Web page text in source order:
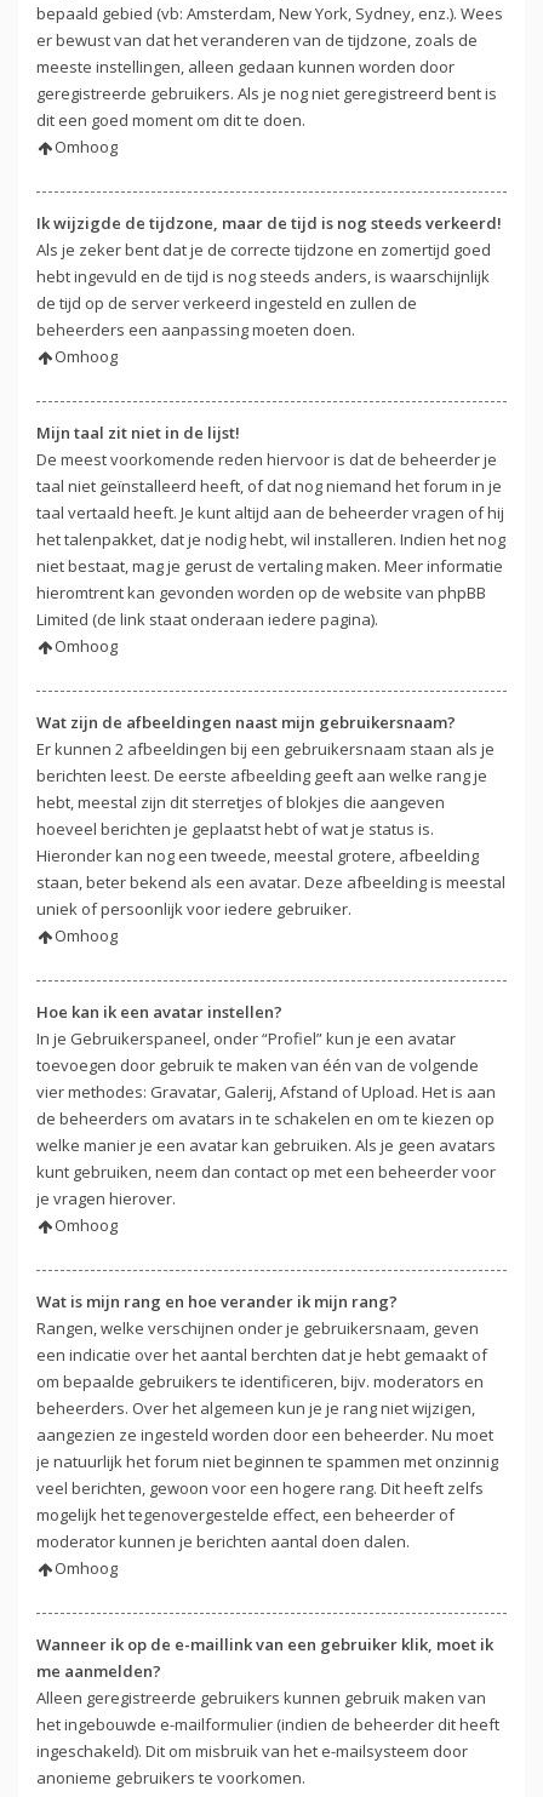
bepaald gebied (vb: Amsterdam, New York, Sydney, enz.). Wees
er bewust van dat het veranderen van de tijdzone, zoals de
meeste instellingen, alleen gedaan kunnen worden door
geregistreerde gebruikers. Als je nog niet geregistreerd bent is
dit een goed moment om dit te doen.
Omhoog
Ik wijzigde de tijdzone, maar de tijd is nog steeds verkeerd!
Als je zeker bent dat je de correcte tijdzone en zomertijd goed
hebt ingevuld en de tijd is nog steeds anders, is waarschijnlijk
de tijd op de server verkeerd ingesteld en zullen de
beheerders een aanpassing moeten doen.
Omhoog
Mijn taal zit niet in de lijst!
De meest voorkomende reden hiervoor is dat de beheerder je
taal niet geïnstalleerd heeft, of dat nog niemand het forum in je
taal vertaald heeft. Je kunt altijd aan de beheerder vragen of hij
het talenpakket, dat je nodig hebt, wil installeren. Indien het nog
niet bestaat, mag je gerust de vertaling maken. Meer informatie
hieromtrent kan gevonden worden op de website van phpBB
Limited (de link staat onderaan iedere pagina).
Omhoog
Wat zijn de afbeeldingen naast mijn gebruikersnaam?
Er kunnen 2 afbeeldingen bij een gebruikersnaam staan als je
berichten leest. De eerste afbeelding geeft aan welke rang je
hebt, meestal zijn dit sterretjes of blokjes die aangeven
hoeveel berichten je geplaatst hebt of wat je status is.
Hieronder kan nog een tweede, meestal grotere, afbeelding
staan, beter bekend als een avatar. Deze afbeelding is meestal
uniek of persoonlijk voor iedere gebruiker.
Omhoog
Hoe kan ik een avatar instellen?
In je Gebruikerspaneel, onder “Profiel” kun je een avatar
toevoegen door gebruik te maken van één van de volgende
vier methodes: Gravatar, Galerij, Afstand of Upload. Het is aan
de beheerders om avatars in te schakelen en om te kiezen op
welke manier je een avatar kan gebruiken. Als je geen avatars
kunt gebruiken, neem dan contact op met een beheerder voor
je vragen hierover.
Omhoog
Wat is mijn rang en hoe verander ik mijn rang?
Rangen, welke verschijnen onder je gebruikersnaam, geven
een indicatie over het aantal berchten dat je hebt gemaakt of
om bepaalde gebruikers te identificeren, bijv. moderators en
beheerders. Over het algemeen kun je je rang niet wijzigen,
aangezien ze ingesteld worden door een beheerder. Nu moet
je natuurlijk het forum niet beginnen te spammen met onzinnig
veel berichten, gewoon voor een hogere rang. Dit heeft zelfs
mogelijk het tegenovergestelde effect, een beheerder of
moderator kunnen je berichten aantal doen dalen.
Omhoog
Wanneer ik op de e-maillink van een gebruiker klik, moet ik
me aanmelden?
Alleen geregistreerde gebruikers kunnen gebruik maken van
het ingebouwde e-mailformulier (indien de beheerder dit heeft
ingeschakeld). Dit om misbruik van het e-mailsysteem door
anonieme gebruikers te voorkomen.